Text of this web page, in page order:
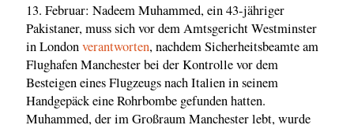
13. Februar: Nadeem Muhammed, ein 43-jähriger
Pakistaner, muss sich vor dem Amtsgericht Westminster
in Londonverantworten, nachdem Sicherheitsbeamte am
Flughafen Manchester bei der Kontrolle vor dem
Besteigen eines Flugzeugs nach Italien in seinem
Handgepäck eine Rohrbombe gefunden hatten.
Muhammed, der im Großraum Manchester lebt, wurde